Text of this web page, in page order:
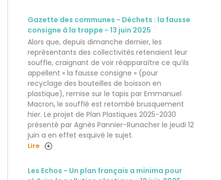
Gazette des communes - Déchets : la fausse
consigne à la trappe - 13 juin 2025
Alors que, depuis dimanche dernier, les
représentants des collectivités retenaient leur
souffle, craignant de voir réapparaître ce qu’ils
appellent « la fausse consigne » (pour
recyclage des bouteilles de boisson en
plastique), remise sur le tapis par Emmanuel
Macron, le soufflé est retombé brusquement
hier. Le projet de Plan Plastiques 2025-2030
présenté par Agnès Pannier-Runacher le jeudi 12
juin a en effet esquivé le sujet.
Lire
Les Echos - Un plan français a minima pour